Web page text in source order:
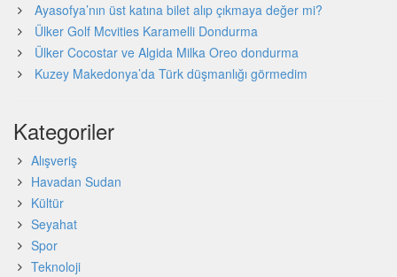
Ayasofya’nın üst katına bilet alıp çıkmaya değer mi?
Ülker Golf Mcvities Karamelli Dondurma
Ülker Cocostar ve Algida Milka Oreo dondurma
Kuzey Makedonya’da Türk düşmanlığı görmedim
Kategoriler
Alışveriş
Havadan Sudan
Kültür
Seyahat
Spor
Teknoloji